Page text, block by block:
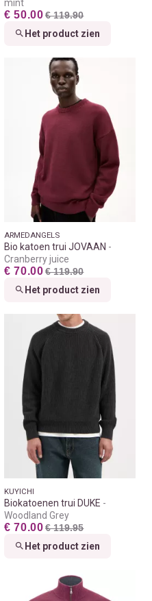
mint
€ 50.00 € 119.90
Het product zien
ARMEDANGELS
Bio katoen trui JOVAAN
Cranberry juice
€ 70.00 € 119.90
Het product zien
KUYICHI
Biokatoenen trui DUKE
Woodland Grey
€ 70.00 € 119.95
Het product zien